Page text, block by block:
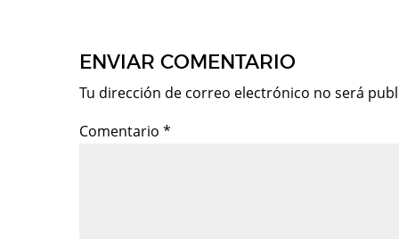
ENVIAR COMENTARIO
Tu dirección de correo electrónico no será
Comentario *